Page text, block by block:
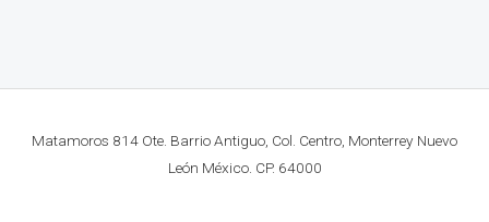
Matamoros 814 Ote. Barrio Antiguo, Col. Centro, Monterrey Nuevo
León México. CP. 64000